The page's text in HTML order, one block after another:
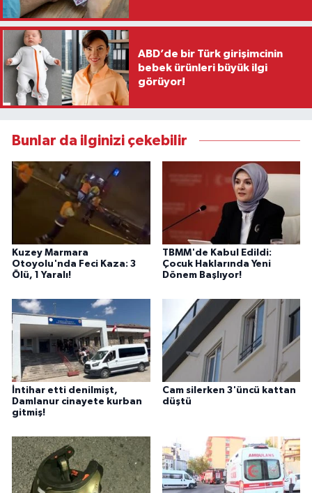
ABD’de bir Türk girişimcinin
bebek ürünleri büyük ilgi
görüyor!
Bunlar da ilginizi çekebilir
Kuzey Marmara
Otoyolu'nda Feci Kaza: 3
Ölü, 1 Yaralı!
TBMM'de Kabul Edildi:
Çocuk Haklarında Yeni
Dönem Başlıyor!
İntihar etti denilmişt,
Damlanur cinayete kurban
gitmiş!
Cam silerken 3'üncü kattan
düştü